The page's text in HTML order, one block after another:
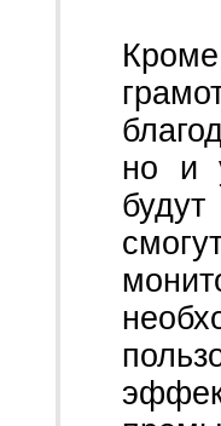
но и